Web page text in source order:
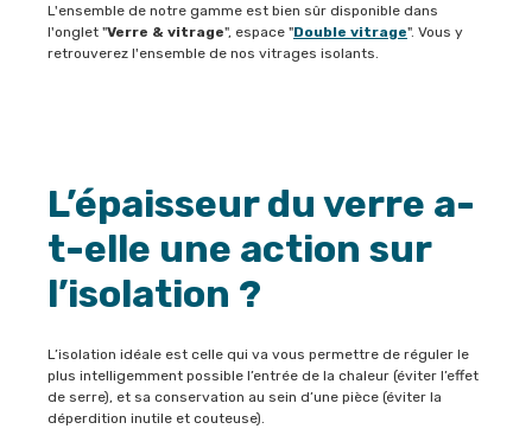
L'ensemble de notre gamme est bien sûr disponible dans
l'onglet "Verre & vitrage", espace "Double vitrage". Vous y
retrouverez l'ensemble de nos vitrages isolants.
L’épaisseur du verre a-
t-elle une action sur
l’isolation ?
L’isolation idéale est celle qui va vous permettre de réguler le
plus intelligemment possible l’entrée de la chaleur (éviter l’effet
de serre), et sa conservation au sein d’une pièce (éviter la
déperdition inutile et couteuse).